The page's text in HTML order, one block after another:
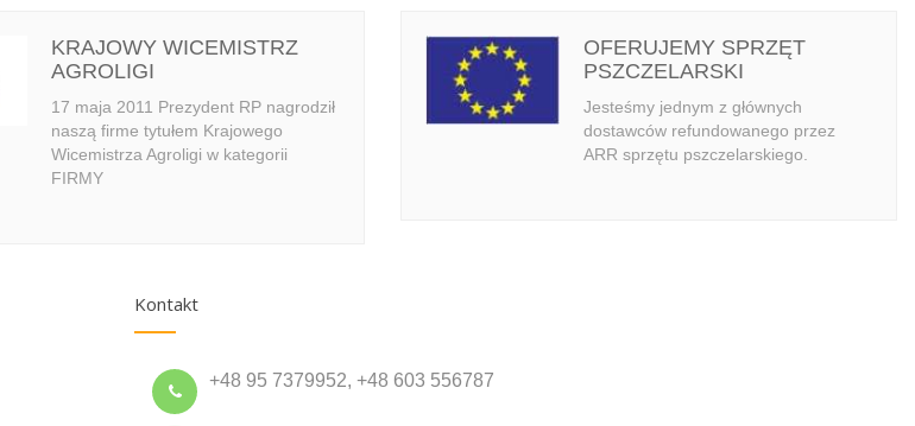
KRAJOWY WICEMISTRZ
AGROLIGI
17 maja 2011 Prezydent RP nagrodził
naszą firme tytułem Krajowego
Wicemistrza Agroligi w kategorii
FIRMY
OFERUJEMY SPRZĘT
PSZCZELARSKI
Jesteśmy jednym z głównych
dostawców refundowanego przez
ARR sprzętu pszczelarskiego.
Kontakt
+48 95 7379952, +48 603 556787